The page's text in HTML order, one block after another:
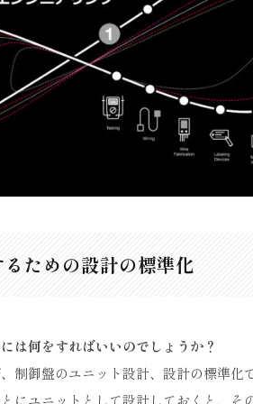
ための設計の標準化
は何をすればいいのでしょうか？
制御盤のユニット設計、設計の標準化で
にユニットとして設計しておくと、